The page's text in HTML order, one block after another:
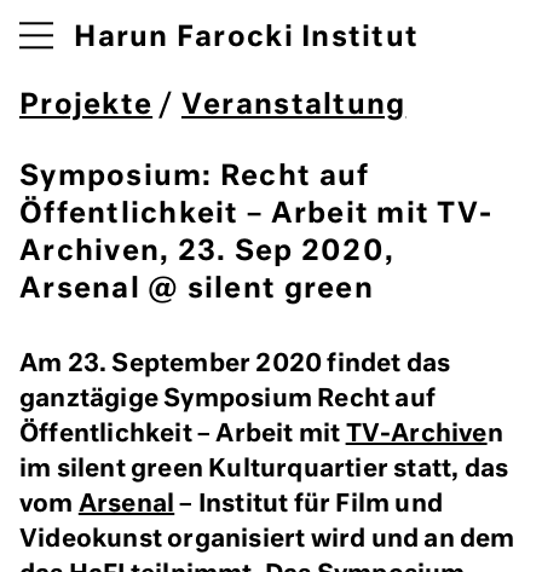
Harun Farocki Institut
Projekte / Veranstaltung
Symposium: Recht auf
Öffentlichkeit – Arbeit mit TV-
Archiven, 23. Sep 2020,
Arsenal @ silent green
Am 23. September 2020 findet das
ganztägige Symposium Recht auf
Öffentlichkeit – Arbeit mit TV-Archiven
im silent green Kulturquartier statt, das
vom Arsenal – Institut für Film und
Videokunst organisiert wird und an dem